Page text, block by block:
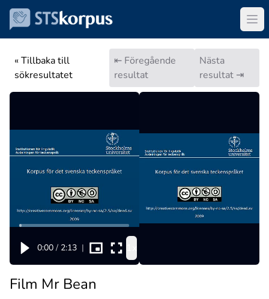
« Tillbaka till
sökresultatet
⇤ Föregående
resultat
Nästa
resultat ⇥
0:00 / 2:13 |
Film Mr Bean